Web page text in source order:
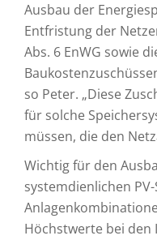
Ausbau der
Entfristung der
Abs. 6 EnWG sowie
so Peter. „Diese
für solche
müssen, die den
Wichtig für den
systemdienlichen
Höchstwerte bei